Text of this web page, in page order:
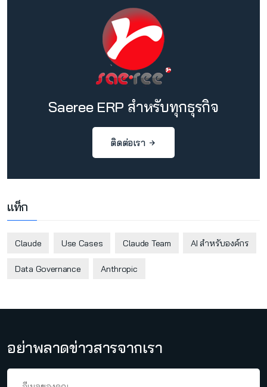
Saeree ERP สำหรับทุกธุรกิจ
ติดต่อเรา
แท็ก
Claude Use Cases Claude Team AI สำหรับองค์กร
Data Governance Anthropic
อย่าพลาดข่าวสารจากเรา